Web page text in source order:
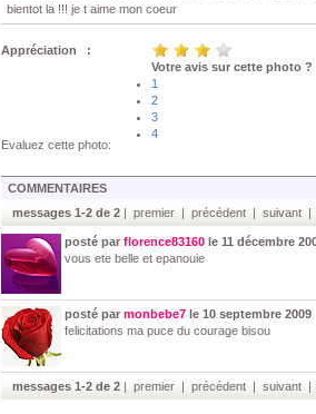
bientot la !!! je t aime mon coeur
Appréciation :
Evaluez cette photo:
Votre avis sur cette photo ?
1
2
3
4
COMMENTAIRES
messages 1-2 de 2 | premier | précédent | suivant |
posté par florence83160 le 11 décembre
vous ete belle et epanouie
posté par monbebe7 le 10 septembre 2009
felicitations ma puce du courage bisou
messages 1-2 de 2 | premier | précédent | suivant |